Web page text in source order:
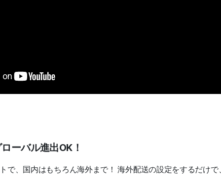
ーバル進出OK！
で、国内はもちろん海外まで！海外配送の設定をするだけ